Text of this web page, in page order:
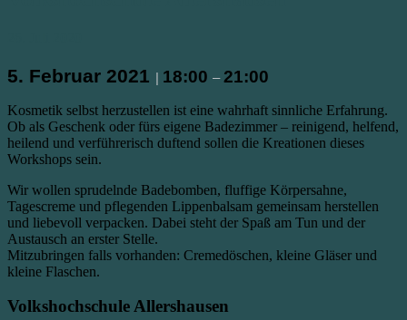
5. Februar 2021 | 18:00 –21:00
Kosmetik selbst herzustellen ist eine wahrhaft sinnliche Erfahrung.
Ob als Geschenk oder fürs eigene Badezimmer – reinigend, helfend,
heilend und verführerisch duftend sollen die Kreationen dieses
Workshops sein.
Wir wollen sprudelnde Badebomben, fluffige Körpersahne,
Tagescreme und pflegenden Lippenbalsam gemeinsam herstellen
und liebevoll verpacken. Dabei steht der Spaß am Tun und der
Austausch an erster Stelle.
Mitzubringen falls vorhanden: Cremedöschen, kleine Gläser und
kleine Flaschen.
Volkshochschule Allershausen